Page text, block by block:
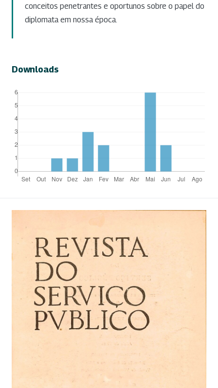
conceitos penetrantes e oportunos sobre o papel do
diplomata em nossa época.
Downloads